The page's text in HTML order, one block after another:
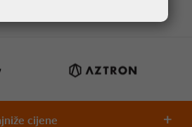
cijene